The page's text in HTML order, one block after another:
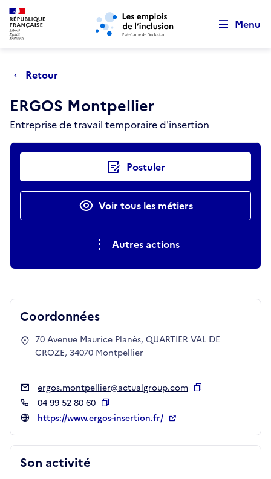
Aller au menu principal Aller au contenu principal
Menu
Retour
ERGOS Montpellier
Entreprise de travail temporaire d'insertion
Actions rapides Postuler
Voir tous les métiers
Autres actions
Son activité
Coordonnées
70 Avenue Maurice Planès, QUARTIER VAL DE
CROZE, 34070 Montpellier
ergos.montpellier@actualgroup.com
04 99 52 80 60
Copier
https://www.ergos-insertion.fr/
Retour au début de la page
Panneau de gestion des cookies